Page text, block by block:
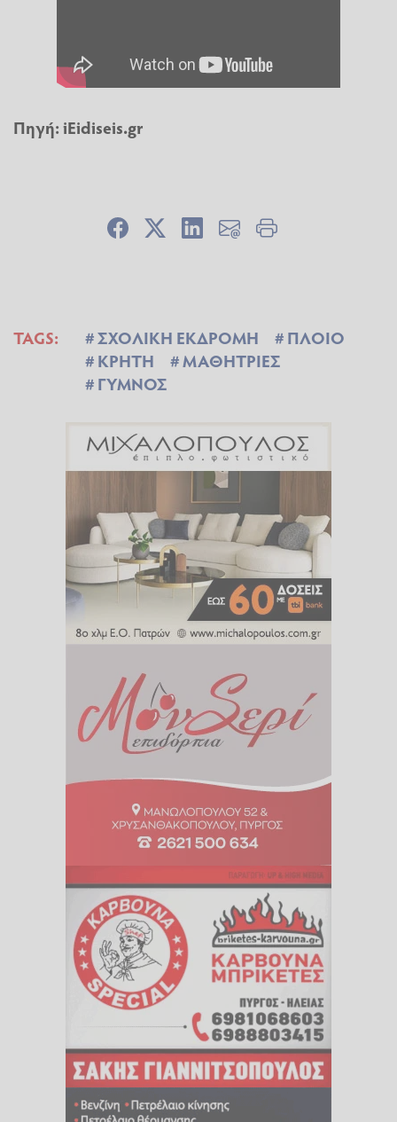
Πηγή:iEidiseis.gr
TAGS: ΣΧΟΛΙΚΗ ΕΚΔΡΟΜΗ
ΠΛΟΙΟ
ΚΡΗΤΗ
ΜΑΘΗΤΡΙΕΣ
ΓΥΜΝΟΣ